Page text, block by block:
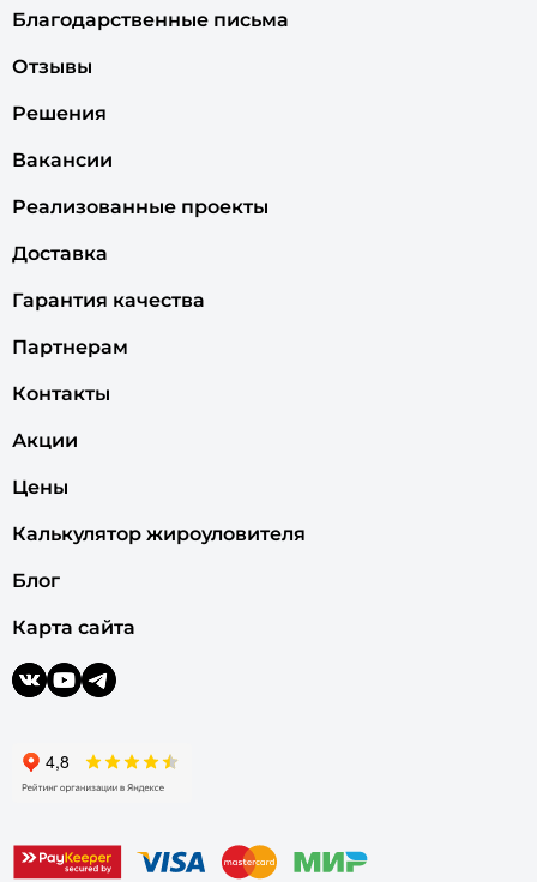
Благодарственные письма
Отзывы
Решения
Вакансии
Реализованные проекты
Доставка
Гарантия качества
Партнерам
Контакты
Акции
Цены
Калькулятор жироуловителя
Блог
Карта сайта